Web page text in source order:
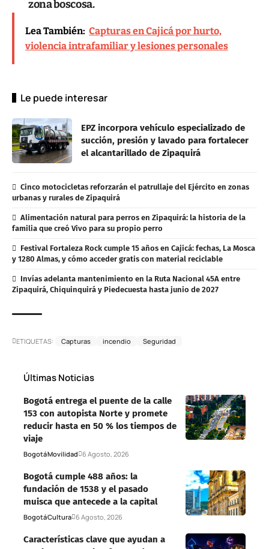
zona boscosa.
Lea También: Capturas en Cajicá por hurto,
violencia intrafamiliar y lesiones personales
Le puede interesar
EPZ incorpora vehículo especializado de
succión, presión y lavado para fortalecer
el alcantarillado de Zipaquirá
Cinco motocicletas reforzarán el patrullaje del Ejército en zonas
urbanas y rurales de Zipaquirá
Alimentación natural para perros en Zipaquirá: la historia de la
familia que creó Vivo para su propio perro
Festival Fortaleza Rock cumple 15 años en Cajicá: fechas, La Mosca
y 1280 Almas, y cómo acceder gratis con material reciclable
Invías adelanta mantenimiento en la Ruta Nacional 45A entre
Zipaquirá, Chiquinquirá y Piedecuesta hasta junio de 2027
ETIQUETAS: Capturas incendio Seguridad
Últimas Noticias
Bogotá entrega el puente de la calle
153 con autopista Norte y promete
reducir hasta en 50 % los tiempos de
viaje
BogotáMovilidad 6 Agosto, 2026
Bogotá cumple 488 años: la
fundación de 1538 y el pasado
muisca que antecede a la capital
BogotáCultura 6 Agosto, 2026
Características clave que ayudan a